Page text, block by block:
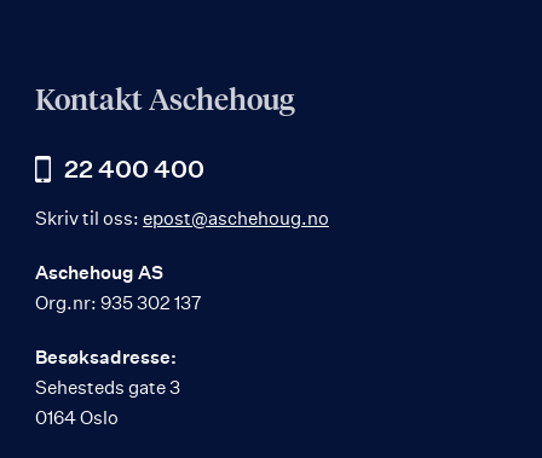
Kontakt Aschehoug
22 400 400
Skriv til oss: epost@aschehoug.no
Aschehoug AS
Org.nr: 935 302 137
Besøksadresse:
Sehesteds gate 3
0164 Oslo